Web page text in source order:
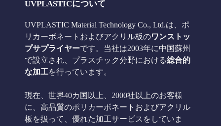
UVPLASTICについて
UVPLASTIC Material Technology Co., Ltd.は、ポ
リカーボネートおよびアクリル板のワンストッ
プサプライヤーです。当社は2003年に中国蘇州
で設立され、プラスチック分野における総合的
な加工を行っています。
現在、世界40カ国以上、2000社以上のお客様
に、高品質のポリカーボネートおよびアクリル
板を扱って、優れた加工サービスをしていま